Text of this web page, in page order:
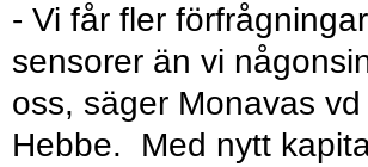
- Vi får fler
sensorer än vi
oss, säger Monavas
Hebbe. Med nytt